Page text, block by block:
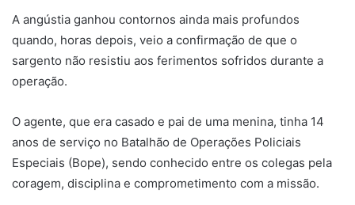
A angústia ganhou contornos ainda mais profundos
quando, horas depois, veio a confirmação de que o
sargento não resistiu aos ferimentos sofridos durante a
operação.
O agente, que era casado e pai de uma menina, tinha 14
anos de serviço no Batalhão de Operações Policiais
Especiais (Bope), sendo conhecido entre os colegas pela
coragem, disciplina e comprometimento com a missão.